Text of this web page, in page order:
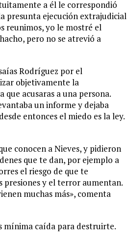
a él le correspondió
presunta ejecución extrajudicial
reunimos, yo le mostré el
pero no se atrevió a
Rodríguez por el
objetivamente la
acusaras a una persona.
un informe y dejaba
entonces el miedo es la ley.
conocen a Nieves, y pidieron
que te dan, por ejemplo a
el riesgo de que te
presiones y el terror aumentan.
muchas más», comenta
mínima caída para destruirte.